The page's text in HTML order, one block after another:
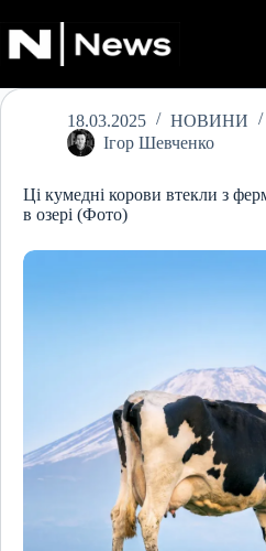
до
вмісту
18.03.2025
НОВИНИ
Ігор Шевченко
Ці кумедні корови втекли з
в озері (Фото)